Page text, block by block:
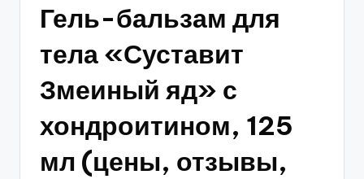
Гель-бальзам для
тела «Суставит
Змеиный яд» с
хондроитином, 125
мл (цены, отзывы,